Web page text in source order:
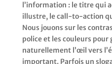
l’information : le titre qui
illustre, le call-to-action
Nous jouons sur les
police et les couleurs pour
naturellement l’œil vers
important. Parfois un